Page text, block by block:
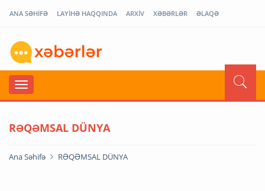
ANA SƏHİFƏ LAYİHƏ HAQQINDA ARXİV XƏBƏRLƏR ƏLAQƏ
RƏQƏMSAL DÜNYA
Ana Səhifə RƏQƏMSAL DÜNYA